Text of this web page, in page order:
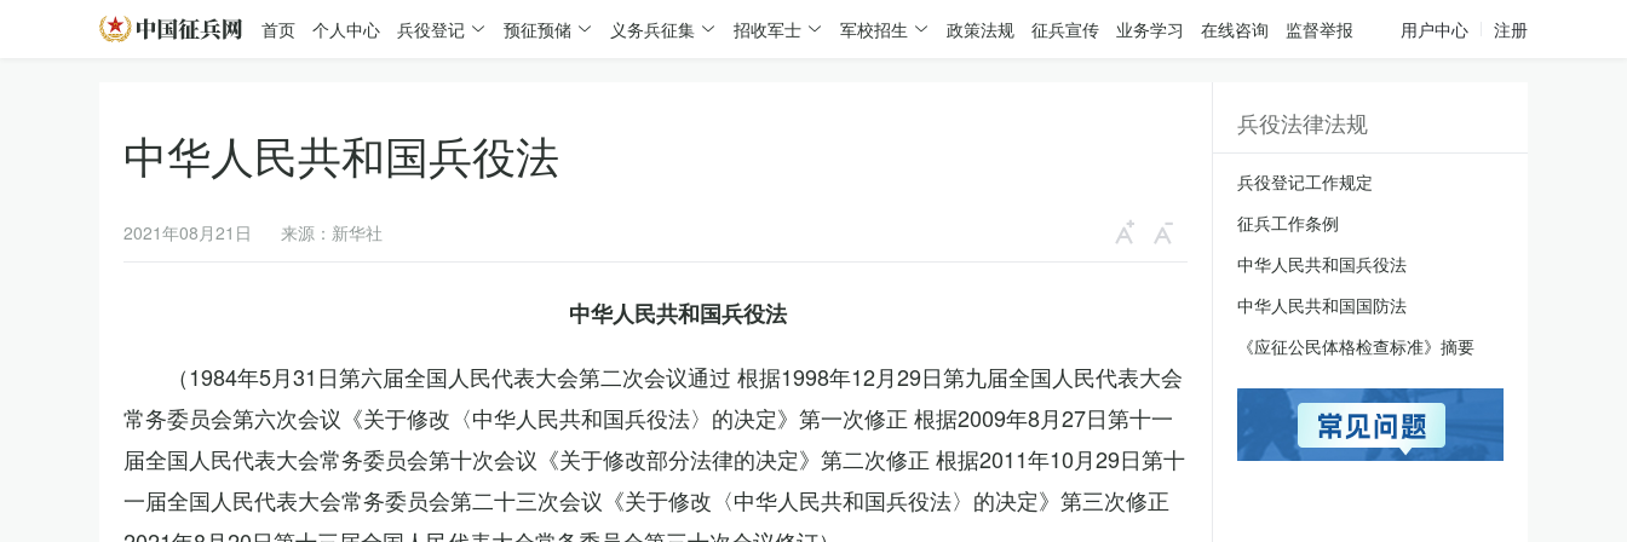
首页 个人中心 兵役登记 预征预储 义务兵征集 招收军士 军校招生 政策法规 征兵宣传 业务学习 在线咨询 监督举报 用户中心 注册
中华人民共和国兵役法
2021年08月21日 来源：新华社
中华人民共和国兵役法
（1984年5月31日第六届全国人民代表大会第二次会议通过 根据1998年12月29日第九届全国人民代表大会
常务委员会第六次会议《关于修改〈中华人民共和国兵役法〉的决定》第一次修正 根据2009年8月27日第十一
届全国人民代表大会常务委员会第十次会议《关于修改部分法律的决定》第二次修正 根据2011年10月29日第十
一届全国人民代表大会常务委员会第二十三次会议《关于修改〈中华人民共和国兵役法〉的决定》第三次修正
兵役法律法规
兵役登记工作规定
征兵工作条例
中华人民共和国兵役法
中华人民共和国国防法
《应征公民体格检查标准》摘要